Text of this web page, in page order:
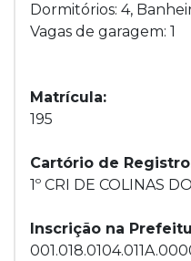
Dormitórios: 4,
Vagas de garagem: 1
Matrícula:
195
Cartório de
1º CRI DE COLINAS
Inscrição na